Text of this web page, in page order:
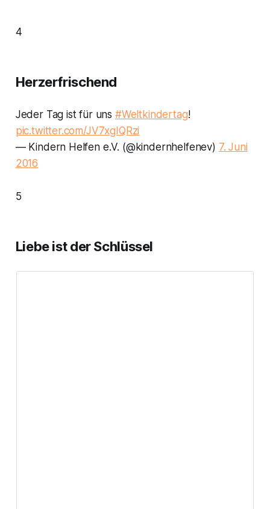
4
Herzerfrischend
Jeder Tag ist für uns #Weltkindertag!
pic.twitter.com/JV7xgIQRzi
— Kindern Helfen e.V. (@kindernhelfenev) 7. Juni
2016
5
Liebe ist der Schlüssel